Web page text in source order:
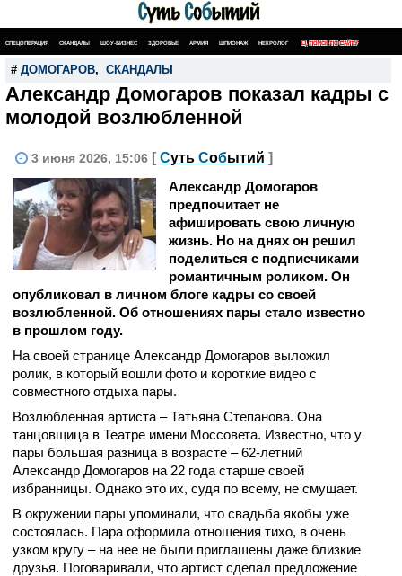
СПЕЦОПЕРАЦИЯ СКАНДАЛЫ ШОУ-БИЗНЕС ЗДОРОВЬЕ АРМИЯ ШПИОНАЖ НЕКРОЛОГ ПОИСК ПО САЙТУ
# ДОМОГАРОВ, СКАНДАЛЫ
Александр Домогаров показал кадры с
молодой возлюбленной
3 июня 2026, 15:06 [ Суть Событий ]
Александр Домогаров
предпочитает не
афишировать свою личную
жизнь. Но на днях он решил
поделиться с подписчиками
романтичным роликом. Он
опубликовал в личном блоге кадры со своей
возлюбленной. Об отношениях пары стало известно
в прошлом году.
На своей странице Александр Домогаров выложил
ролик, в который вошли фото и короткие видео с
совместного отдыха пары.
Возлюбленная артиста – Татьяна Степанова. Она
танцовщица в Театре имени Моссовета. Известно, что у
пары большая разница в возрасте – 62-летний
Александр Домогаров на 22 года старше своей
избранницы. Однако это их, судя по всему, не смущает.
В окружении пары упоминали, что свадьба якобы уже
состоялась. Пара оформила отношения тихо, в очень
узком кругу – на нее не были приглашены даже близкие
друзья. Поговаривали, что артист сделал предложение